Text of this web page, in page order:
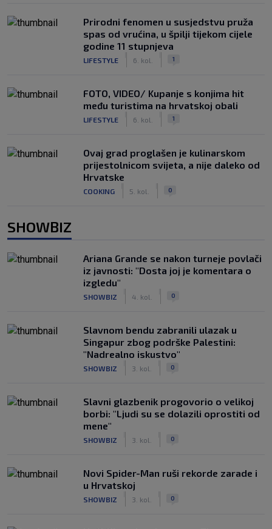
Prirodni fenomen u susjedstvu pruža
spas od vrućina, u špilji tijekom cijele
godine 11 stupnjeva
LIFESTYLE 6. kol. 1
FOTO, VIDEO/ Kupanje s konjima hit
među turistima na hrvatskoj obali
LIFESTYLE 6. kol. 1
Ovaj grad proglašen je kulinarskom
prijestolnicom svijeta, a nije daleko od
Hrvatske
COOKING 5. kol. 0
SHOWBIZ
Ariana Grande se nakon turneje povlači
iz javnosti: "Dosta joj je komentara o
izgledu"
SHOWBIZ 4. kol. 0
Slavnom bendu zabranili ulazak u
Singapur zbog podrške Palestini:
"Nadrealno iskustvo"
SHOWBIZ 3. kol. 0
Slavni glazbenik progovorio o velikoj
borbi: "Ljudi su se dolazili oprostiti od
mene"
SHOWBIZ 3. kol. 0
Novi Spider-Man ruši rekorde zarade i
u Hrvatskoj
SHOWBIZ 3. kol. 0